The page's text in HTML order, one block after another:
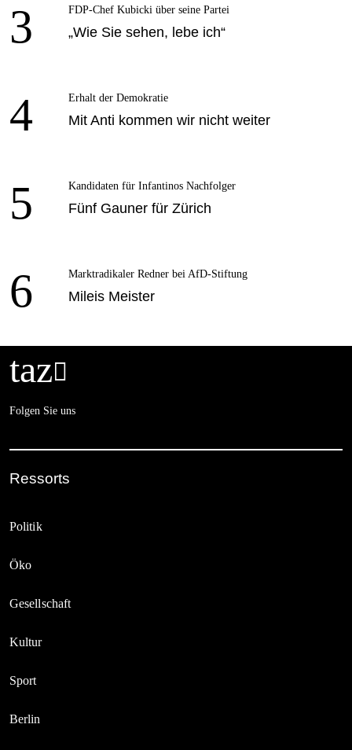
3 FDP-Chef Kubicki über seine Partei
„Wie Sie sehen, lebe ich“
4 Erhalt der Demokratie
Mit Anti kommen wir nicht weiter
5 Kandidaten für Infantinos Nachfolger
Fünf Gauner für Zürich
6 Marktradikaler Redner bei AfD-Stiftung
Mileis Meister
taz
Folgen Sie uns
Ressorts
Politik
Öko
Gesellschaft
Kultur
Sport
Berlin